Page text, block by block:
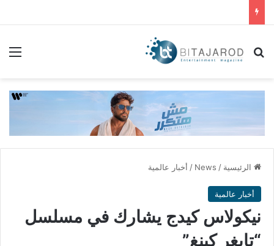
بحث عن
الرئيسية /
News
/ أخبار عالمية
أخبار عالمية
نيكولاس كيدج يشارك في مسلسل
“تايغر كينغ”